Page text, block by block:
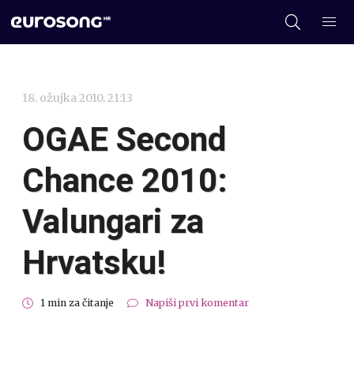
18. ožujka 2010. 21:13
OGAE Second
Chance 2010:
Valungari za
Hrvatsku!
1 min za čitanje Napiši prvi komentar